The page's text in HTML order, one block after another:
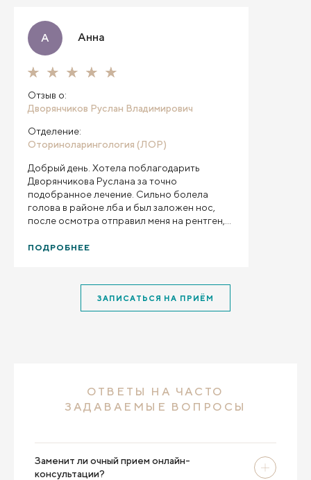
А Анна
Отзыв о:
Дворянчиков Руслан Владимирович
Отделение:
Оториноларингология (ЛОР)
Добрый день. Хотела поблагодарить
Дворянчикова Руслана за точно
подобранное лечение. Сильно болела
голова в районе лба и был заложен нос,
после осмотра отправил меня на рентген,
вылетать через 2 дня (с гайморитом это
день уже не болела голова и стало намного
легче. Перелет прошел отлично! Спасибо
Вам за профессионализм, понимание и
ПОДРОБНЕЕ
ЗАПИСАТЬСЯ НА ПРИЁМ
ОТВЕТЫ НА ЧАСТО
ЗАДАВАЕМЫЕ ВОПРОСЫ
Заменит ли очный прием онлайн-
консультации?